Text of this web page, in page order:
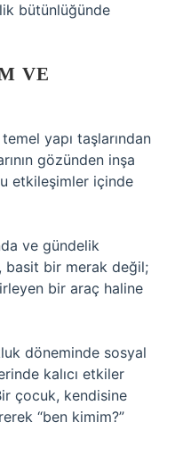
bütünlüğünde
VE
yapı taşlarından
gözünden inşa
etkileşimler içinde
ve gündelik
basit bir merak değil;
bir araç haline
döneminde sosyal
kalıcı etkiler
çocuk, kendisine
“ben kimim?”